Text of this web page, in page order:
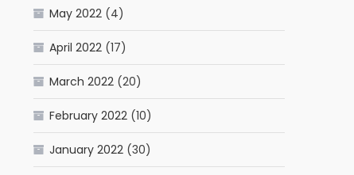
May 2022 (4)
April 2022 (17)
March 2022 (20)
February 2022 (10)
January 2022 (30)